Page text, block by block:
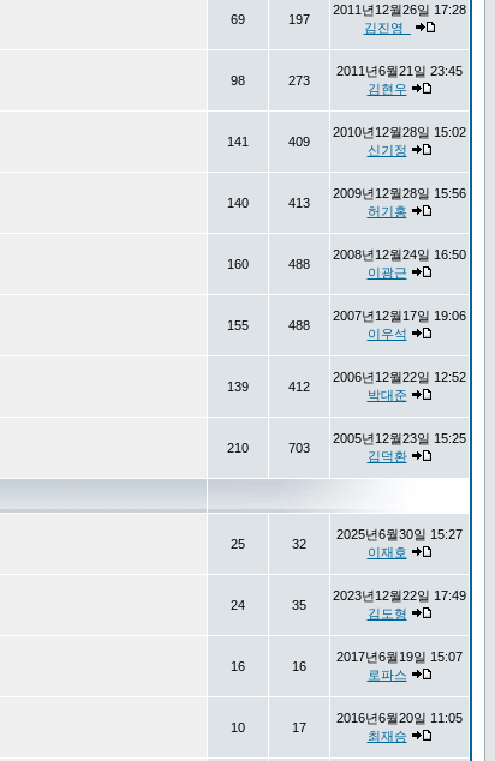
69 197
2011년12월26일 17:28
김진영_
98 273
2011년6월21일 23:45
김현우
141 409
2010년12월28일 15:02
신기정
140 413
2009년12월28일 15:56
허기홍
160 488
2008년12월24일 16:50
이광근
155 488
2007년12월17일 19:06
이우석
139 412
2006년12월22일 12:52
박대준
210 703
2005년12월23일 15:25
김덕환
25 32
2025년6월30일 15:27
이재호
24 35
2023년12월22일 17:49
김도형
16 16
2017년6월19일 15:07
로파스
10 17
2016년6월20일 11:05
최재승